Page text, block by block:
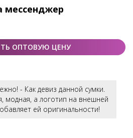
мессенджер
ОПТОВУЮ ЦЕНУ
- Как девиз данной сумки.
модная, а логотип на внешней
ей оригинальности!